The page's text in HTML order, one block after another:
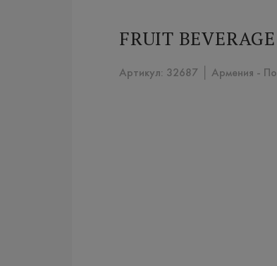
FRUIT
Артикул: 32687 │ Армения -